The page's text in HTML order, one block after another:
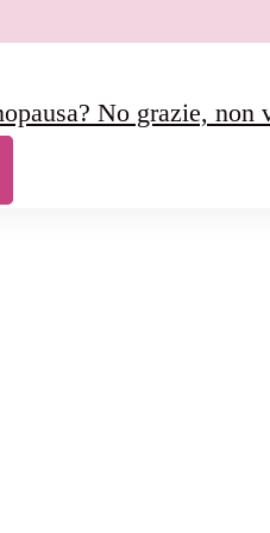
No grazie, non
NO GRAZIE,